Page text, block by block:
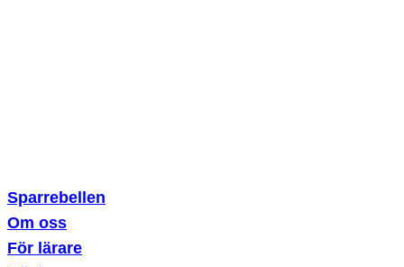
Sparrebellen
Om oss
För lärare